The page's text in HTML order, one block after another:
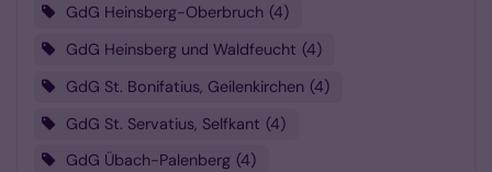
GdG Heinsberg-Oberbruch 4
GdG Heinsberg und Waldfeucht 4
GdG St. Bonifatius, Geilenkirchen 4
GdG St. Servatius, Selfkant 4
GdG Übach-Palenberg 4